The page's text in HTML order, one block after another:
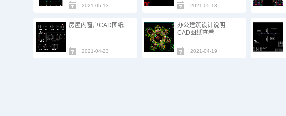
2021-05-13 2021-05-13
房屋内窗户CAD图纸
2021-04-23
办公建筑设计说明
CAD图纸查看
2021-04-19